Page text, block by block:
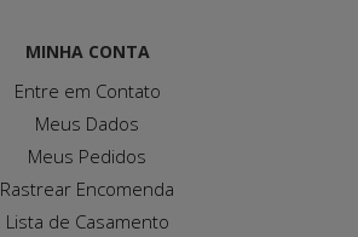
MINHA CONTA
Entre em Contato
Meus Dados
Meus Pedidos
Rastrear Encomenda
Lista de Casamento